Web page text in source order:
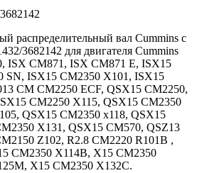
распределительный вал Cummins с
3682142 для двигателя Cummins
ISX CM871, ISX CM871 E, ISX15
SN, ISX15 CM2350 X101, ISX15
CM CM2250 ECF, QSX15 CM2250,
CM2250 X115, QSX15 CM2350
QSX15 CM2350 x118, QSX15
X131, QSX15 CM570, QSZ13
Z102, R2.8 CM2220 R101B ,
CM2350 X114B, X15 CM2350
X15 CM2350 X132C.